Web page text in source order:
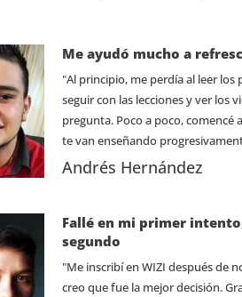
Me ayudó mucho a
"Al principio, me perdía al leer los
seguir con las lecciones y ver los
pregunta. Poco a poco,
te van enseñando
Andrés Hernández
Fallé en mi primer
segundo
"Me inscribí en WIZI después de
creo que fue la mejor decisión.